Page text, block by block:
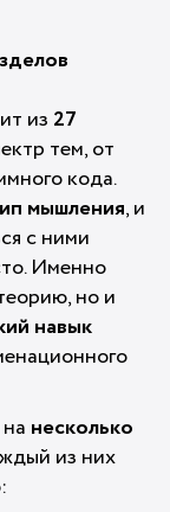
из 27
тем, от
кода.
мышления, и
с ними
Именно
но и
навык
несколько
из них